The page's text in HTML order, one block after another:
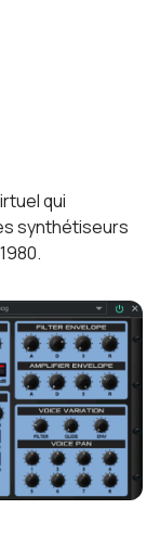
qui
synthétiseurs